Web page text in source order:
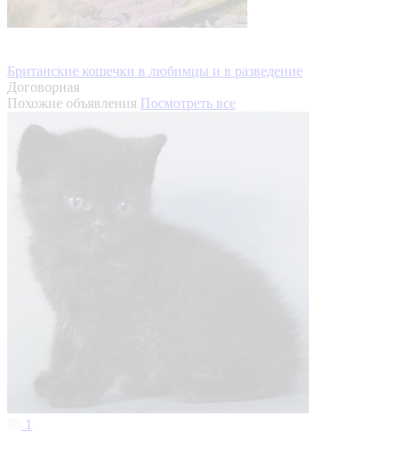
Британские кошечки в любимцы и в разведение
Договорная
Похожие объявления Посмотреть все
1